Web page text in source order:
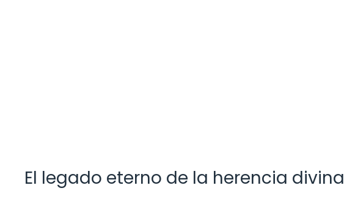
El legado eterno de la herencia divina